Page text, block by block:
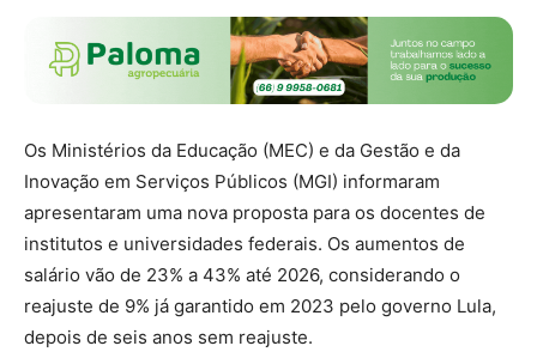
Os Ministérios da Educação (MEC) e da Gestão e da
Inovação em Serviços Públicos (MGI) informaram
apresentaram uma nova proposta para os docentes de
institutos e universidades federais. Os aumentos de
salário vão de 23% a 43% até 2026, considerando o
reajuste de 9% já garantido em 2023 pelo governo Lula,
depois de seis anos sem reajuste.